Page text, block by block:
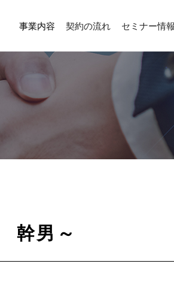
事業内容 契約の流れ セミナー情
幹男～